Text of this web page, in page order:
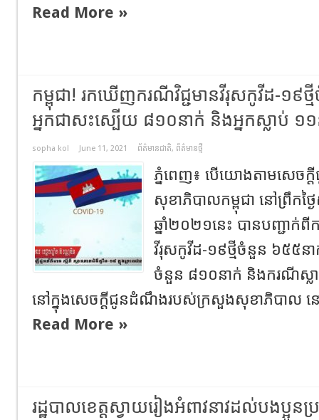
Read More »
កម្ពុជា!​ រកឃេីញករណីវិជ្ជមានវីរុសកូវីដ-១
អ្នក​ជាសះស្បើយ​ ៨១០នាក់​ និងអ្នក​ស្លាប់​ ១
sopha kol June 11, 2021 ព័ត៌មានជាតិ, ព័ត៌មានថ្មី
ភ្នំពេញ៖ បើ​យោងតាមសេ
សុខាភិបាលកម្ពុជា នៅព្រឹកថ្
ឆ្នាំ២០២១នេះ​ បានបញ្ជាក់ពី
វីរុសកូវីដ-១៩ថ្មី​ចំនួន​ ៦៥៥ន
ចំនួន ៨១០នាក់ និងករណីស្ល
នៅក្នុង​សេចក្ដីជូនដំណឹងរបស់ក្រសួងសុខាភិបាល​ នៅ
Read More »
រដ្ឋបាលខេត្តស្វាយរៀងអំពាវនាវដល់បងប្អូន